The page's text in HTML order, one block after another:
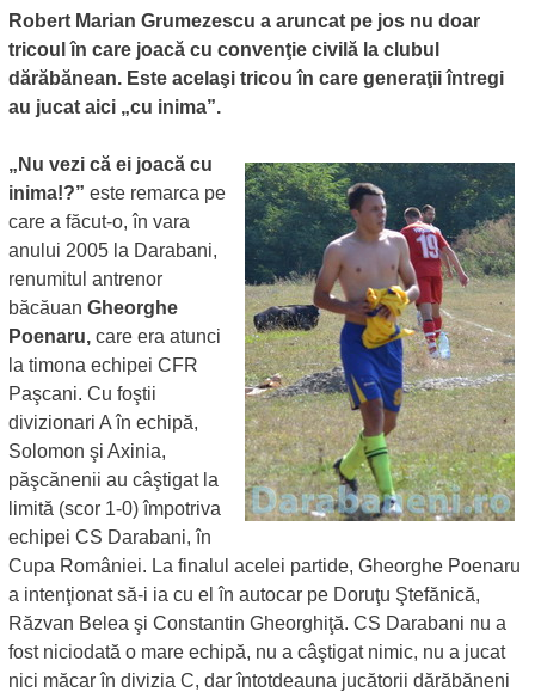
Robert Marian Grumezescu a aruncat pe jos nu doar
tricoul în care joacă cu convenţie civilă la clubul
dărăbănean. Este acelaşi tricou în care generaţii întregi
au jucat aici „cu inima”.
„Nu vezi că ei joacă cu
inima!?” este remarca pe
care a făcut-o, în vara
anului 2005 la Darabani,
renumitul antrenor
băcăuan Gheorghe
Poenaru,care era atunci
la timona echipei CFR
Paşcani. Cu foştii
divizionari A în echipă,
Solomon şi Axinia,
păşcănenii au câştigat la
limită (scor 1-0) împotriva
echipei CS Darabani, în
Cupa României. La finalul acelei partide, Gheorghe Poenaru
a intenţionat să-i ia cu el în autocar pe Doruţu Ştefănică,
Răzvan Belea şi Constantin Gheorghiţă. CS Darabani nu a
fost niciodată o mare echipă, nu a câştigat nimic, nu a jucat
nici măcar în divizia C, dar întotdeauna jucătorii dărăbăneni